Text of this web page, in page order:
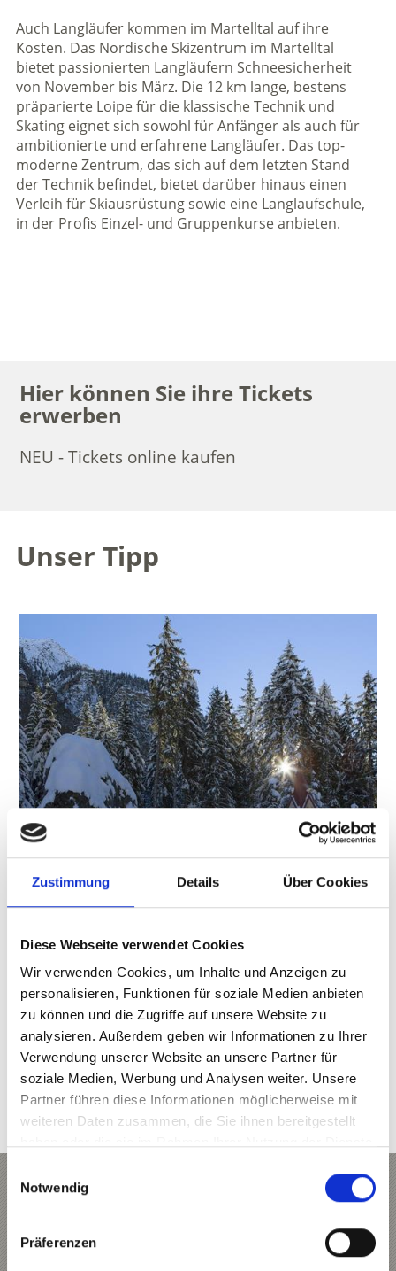
Zustimmung Details Über Cookies
Diese Webseite verwendet Cookies
Wir verwenden Cookies, um Inhalte und Anzeigen zu
personalisieren, Funktionen für soziale Medien anbieten
zu können und die Zugriffe auf unsere Website zu
analysieren. Außerdem geben wir Informationen zu Ihrer
Verwendung unserer Website an unsere Partner für
soziale Medien, Werbung und Analysen weiter. Unsere
Partner führen diese Informationen möglicherweise mit
weiteren Daten zusammen, die Sie ihnen bereitgestellt
Notwendig
Präferenzen
Auch Langläufer kommen im Martelltal auf ihre
Kosten. Das Nordische Skizentrum im Martelltal
bietet passionierten Langläufern Schneesicherheit
von November bis März. Die 12 km lange, bestens
präparierte Loipe für die klassische Technik und
Skating eignet sich sowohl für Anfänger als auch für
ambitionierte und erfahrene Langläufer. Das top-
moderne Zentrum, das sich auf dem letzten Stand
der Technik befindet, bietet darüber hinaus einen
Verleih für Skiausrüstung sowie eine Langlaufschule,
in der Profis Einzel- und Gruppenkurse anbieten.
Hier können Sie ihre Tickets
erwerben
NEU - Tickets online kaufen
Unser Tipp
MARTELL - LOIPE ST. MARIA IN DER SCHMELZ -
Start für diese gemütliche Langlaufrunde ist das
Hotel Waldheim. Entlang der Loipe befindet sich
eine im Jahr 1711 ...
128 hm
3 km
Mehr erfahren
Unberührte weiße Schneepracht